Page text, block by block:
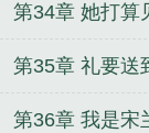
第34章 她打算
第35章 礼要送
第36章 我是宋